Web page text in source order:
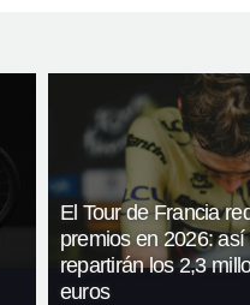
El Tour de Francia
premios en 2026: así
repartirán los 2,3
euros